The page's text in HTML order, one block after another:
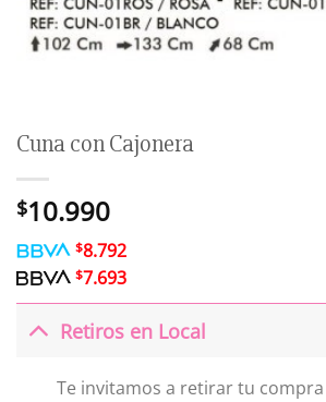
Cuna con Cajonera
$10.990
$8.792
$7.693
Retiros en Local
Te invitamos a retirar tu